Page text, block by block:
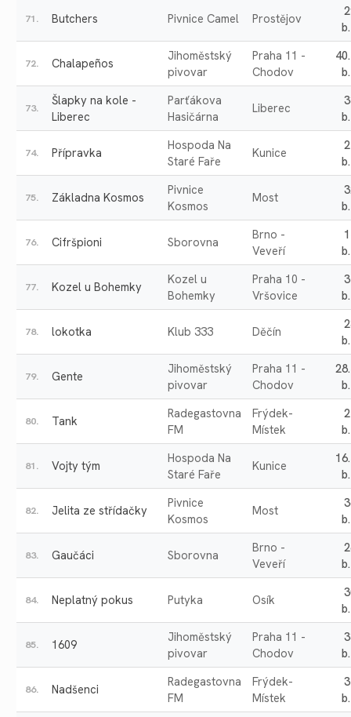
71. Butchers Pivnice Camel Prostějov
b.
72. Chalapeños
Jihoměstský
pivovar
Praha 11 -
Chodov
b.
73.
Šlapky na kole -
Liberec
Parťákova
Hasičárna
Liberec
b.
74. Přípravka
Hospoda Na
Staré Faře
Kunice
b.
75. Základna Kosmos
Pivnice
Kosmos
Most
b.
76. Cifršpioni Sborovna
Brno -
Veveří
b.
77. Kozel u Bohemky
Kozel u
Bohemky
Praha 10 -
Vršovice
b.
78. lokotka Klub 333 Děčín
b.
79. Gente
Jihoměstský
pivovar
Praha 11 -
Chodov
b.
80. Tank
Radegastovna
FM
Frýdek-
Místek
b.
81. Vojty tým
Hospoda Na
Staré Faře
Kunice
b.
82. Jelita ze střídačky
Pivnice
Kosmos
Most
b.
83. Gaučáci Sborovna
Brno -
Veveří
b.
84. Neplatný pokus Putyka Osík
b.
85. 1609
Jihoměstský
pivovar
Praha 11 -
Chodov
b.
86. Nadšenci
Radegastovna
FM
Frýdek-
Místek
b.